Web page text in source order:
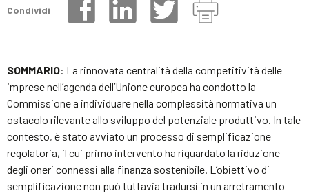
Condividi
SOMMARIO: La rinnovata centralità della competitività delle
imprese nell’agenda dell’Unione europea ha condotto la
Commissione a individuare nella complessità normativa un
ostacolo rilevante allo sviluppo del potenziale produttivo. In tale
contesto, è stato avviato un processo di semplificazione
regolatoria, il cui primo intervento ha riguardato la riduzione
degli oneri connessi alla finanza sostenibile. L’obiettivo di
semplificazione non può tuttavia tradursi in un arretramento